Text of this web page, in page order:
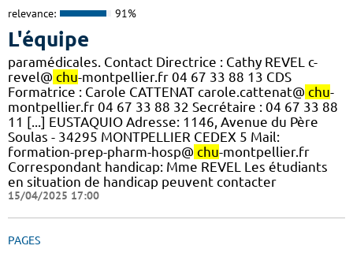
relevance: 91%
L'équipe
paramédicales. Contact Directrice : Cathy REVEL c-
revel@ chu-montpellier.fr 04 67 33 88 13 CDS
Formatrice : Carole CATTENAT carole.cattenat@ chu-
montpellier.fr 04 67 33 88 32 Secrétaire : 04 67 33 88
11 [...] EUSTAQUIO Adresse: 1146, Avenue du Père
Soulas - 34295 MONTPELLIER CEDEX 5 Mail:
formation-prep-pharm-hosp@ chu-montpellier.fr
Correspondant handicap: Mme REVEL Les étudiants
en situation de handicap peuvent contacter
15/04/2025 17:00
PAGES